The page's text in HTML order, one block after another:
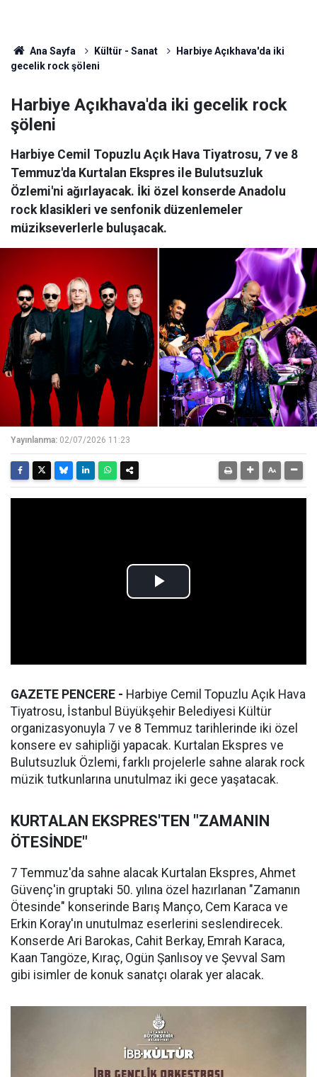
Ana Sayfa Kültür - Sanat
Harbiye Açıkhava'da iki
gecelik rock şöleni
Harbiye Açıkhava'da iki gecelik rock
şöleni
Harbiye Cemil Topuzlu Açık Hava Tiyatrosu, 7 ve 8
Temmuz'da Kurtalan Ekspres ile Bulutsuzluk
Özlemi'ni ağırlayacak. İki özel konserde Anadolu
rock klasikleri ve senfonik düzenlemeler
müzikseverlerle buluşacak.
Yayınlanma: 02/07/2026 11:23
GAZETE PENCERE - Harbiye Cemil Topuzlu Açık Hava
Tiyatrosu, İstanbul Büyükşehir Belediyesi Kültür
organizasyonuyla 7 ve 8 Temmuz tarihlerinde iki özel
konsere ev sahipliği yapacak. Kurtalan Ekspres ve
Bulutsuzluk Özlemi, farklı projelerle sahne alarak rock
müzik tutkunlarına unutulmaz iki gece yaşatacak.
KURTALAN EKSPRES'TEN "ZAMANIN
ÖTESİNDE"
7 Temmuz'da sahne alacak Kurtalan Ekspres, Ahmet
Güvenç'in gruptaki 50. yılına özel hazırlanan "Zamanın
Ötesinde" konserinde Barış Manço, Cem Karaca ve
Erkin Koray'ın unutulmaz eserlerini seslendirecek.
Konserde Ari Barokas, Cahit Berkay, Emrah Karaca,
Kaan Tangöze, Kıraç, Ogün Şanlısoy ve Şevval Sam
gibi isimler de konuk sanatçı olarak yer alacak.